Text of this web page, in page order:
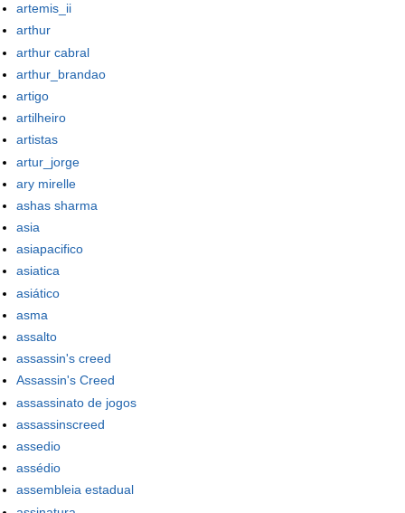
artemis_ii
arthur
arthur cabral
arthur_brandao
artigo
artilheiro
artistas
artur_jorge
ary mirelle
ashas sharma
asia
asiapacifico
asiatica
asiático
asma
assalto
assassin's creed
Assassin's Creed
assassinato de jogos
assassinscreed
assedio
assédio
assembleia estadual